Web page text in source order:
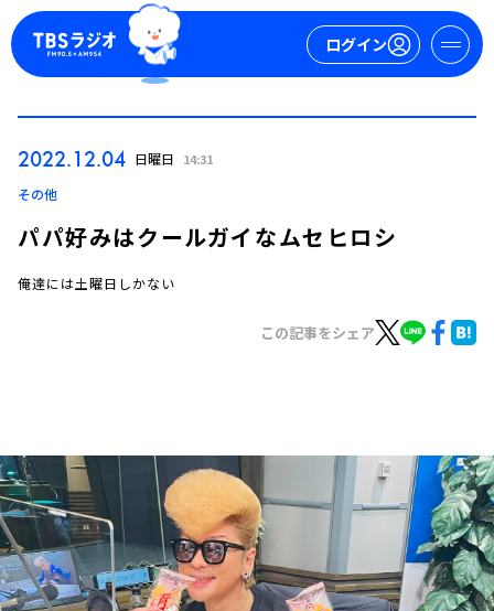
ログイン
トピックス
TBS Podcast
お知らせ
イベント・グッズ
YouTube
会社情報
2022.12.04 日曜日 14:31
その他
パパ好みはクールガイなムセヒロシ
俺達には土曜日しかない
この記事をシェア